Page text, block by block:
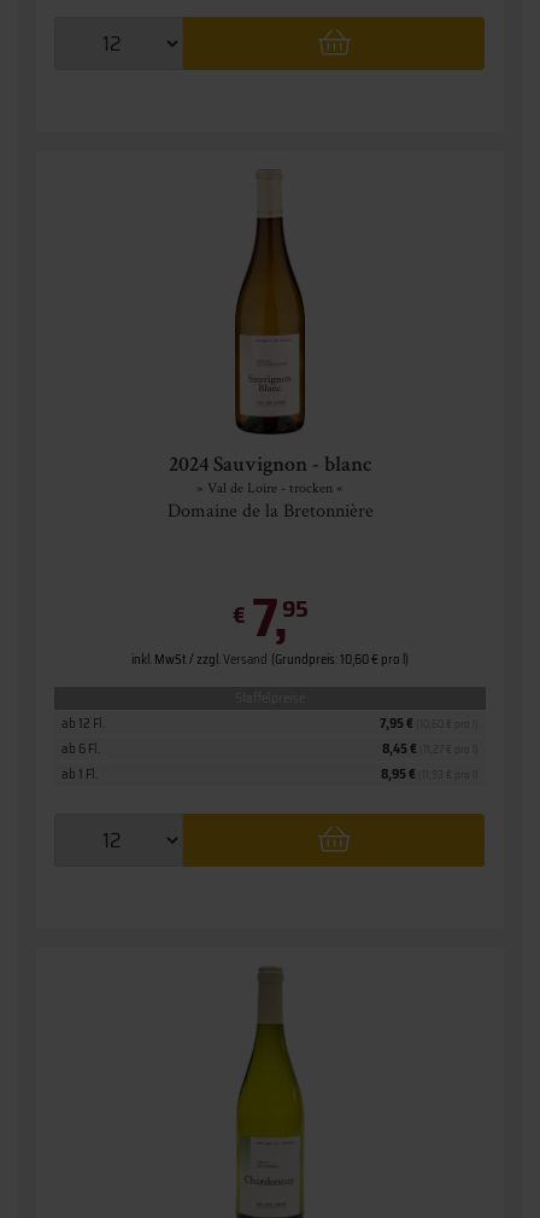
2024 Sauvignon - blanc
» Val de Loire - trocken «
Domaine de la Bretonnière
€ 7,95
inkl. MwSt. / zzgl.Versand (Grundpreis: 10,60 € pro l)
ab 1 Fl. 8,95 €
ab 6 Fl. 8,45 €
ab 12 Fl. 7,95 €